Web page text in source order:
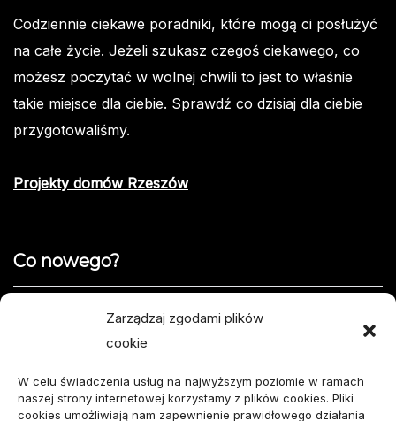
Zarządzaj zgodami plików
cookie
W celu świadczenia usług na najwyższym poziomie w ramach
naszej strony internetowej korzystamy z plików cookies. Pliki
cookies umożliwiają nam zapewnienie prawidłowego działania
Codziennie ciekawe poradniki, które mogą ci posłużyć
na całe życie. Jeżeli szukasz czegoś ciekawego, co
możesz poczytać w wolnej chwili to jest to właśnie
takie miejsce dla ciebie. Sprawdź co dzisiaj dla ciebie
przygotowaliśmy.
Projekty domów Rzeszów
Co nowego?
Jak opisać usterkę telefonu w formularzu naprawy
Projekty domów do 100 m² – jak zmieścić wszystko,
czego potrzebujesz?
Amortyzator Audi A6 C7 – najczęstsze usterki i